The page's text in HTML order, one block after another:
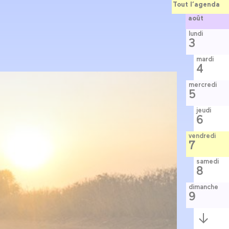
Tout l’agenda
août
lundi
3
mardi
4
mercredi
5
jeudi
6
vendredi
7
samedi
8
dimanche
9
Semaine
suivante